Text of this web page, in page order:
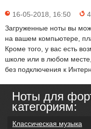
16-05-2018, 16:50
Загруженные ноты вы
на вашем компьютере,
Кроме того, у вас есть
школе или в любом месте,
без подключения к
Ноты для
категориям:
Классическая музыка